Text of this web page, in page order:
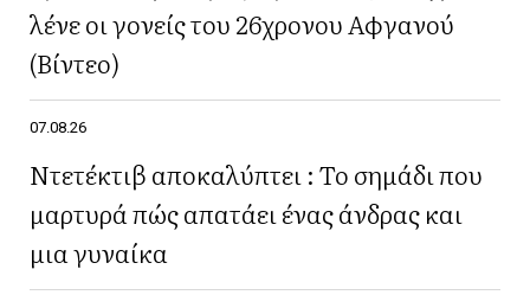
λένε οι γονείς του 26χρονου Αφγανού
(Βίντεο)
07.08.26
Ντετέκτιβ αποκαλύπτει : Το σημάδι που
μαρτυρά πώς απατάει ένας άνδρας και
μια γυναίκα